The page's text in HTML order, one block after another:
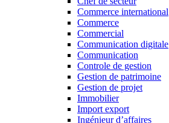
Commerce international
Commerce
Commercial
Communication digitale
Communication
Controle de gestion
Gestion de patrimoine
Gestion de projet
Immobilier
Import export
Ingénieur d’affaires